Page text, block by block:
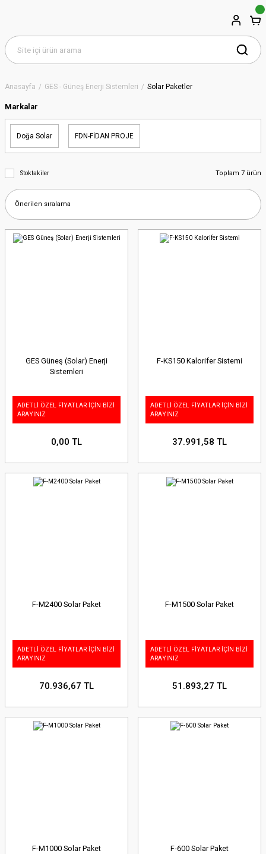
Anasayfa GES - Güneş Enerji Sistemleri Solar Paketler
Markalar
Doğa Solar FDN-FİDAN PROJE
Stoktakiler Toplam 7 ürün
GES Güneş (Solar) Enerji
Sistemleri
ADETLİ ÖZEL FİYATLAR İÇİN BİZİ
ARAYINIZ
0,00 TL
F-KS150 Kalorifer Sistemi
ADETLİ ÖZEL FİYATLAR İÇİN BİZİ
ARAYINIZ
37.991,58 TL
F-M2400 Solar Paket
ADETLİ ÖZEL FİYATLAR İÇİN BİZİ
ARAYINIZ
70.936,67 TL
F-M1500 Solar Paket
ADETLİ ÖZEL FİYATLAR İÇİN BİZİ
ARAYINIZ
51.893,27 TL
F-M1000 Solar Paket F-600 Solar Paket